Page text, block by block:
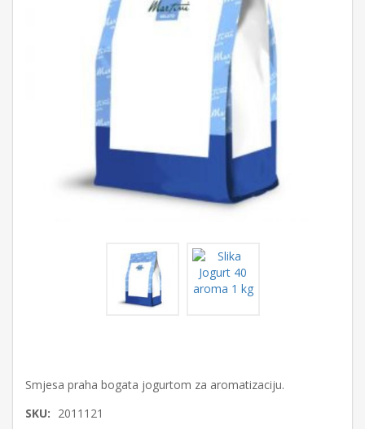
Smjesa praha bogata jogurtom za aromatizaciju.
SKU: 2011121